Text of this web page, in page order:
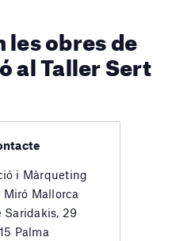
les obres de
al Taller Sert
i Màrqueting
Mallorca
Saridakis, 29
Palma